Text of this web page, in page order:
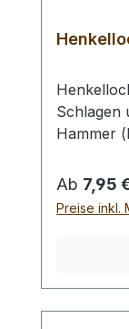
Schlagen
Hammer
mm- Ø
9,0 mm-
Stück
Regulärer
Ab 7,95
Preise inkl.